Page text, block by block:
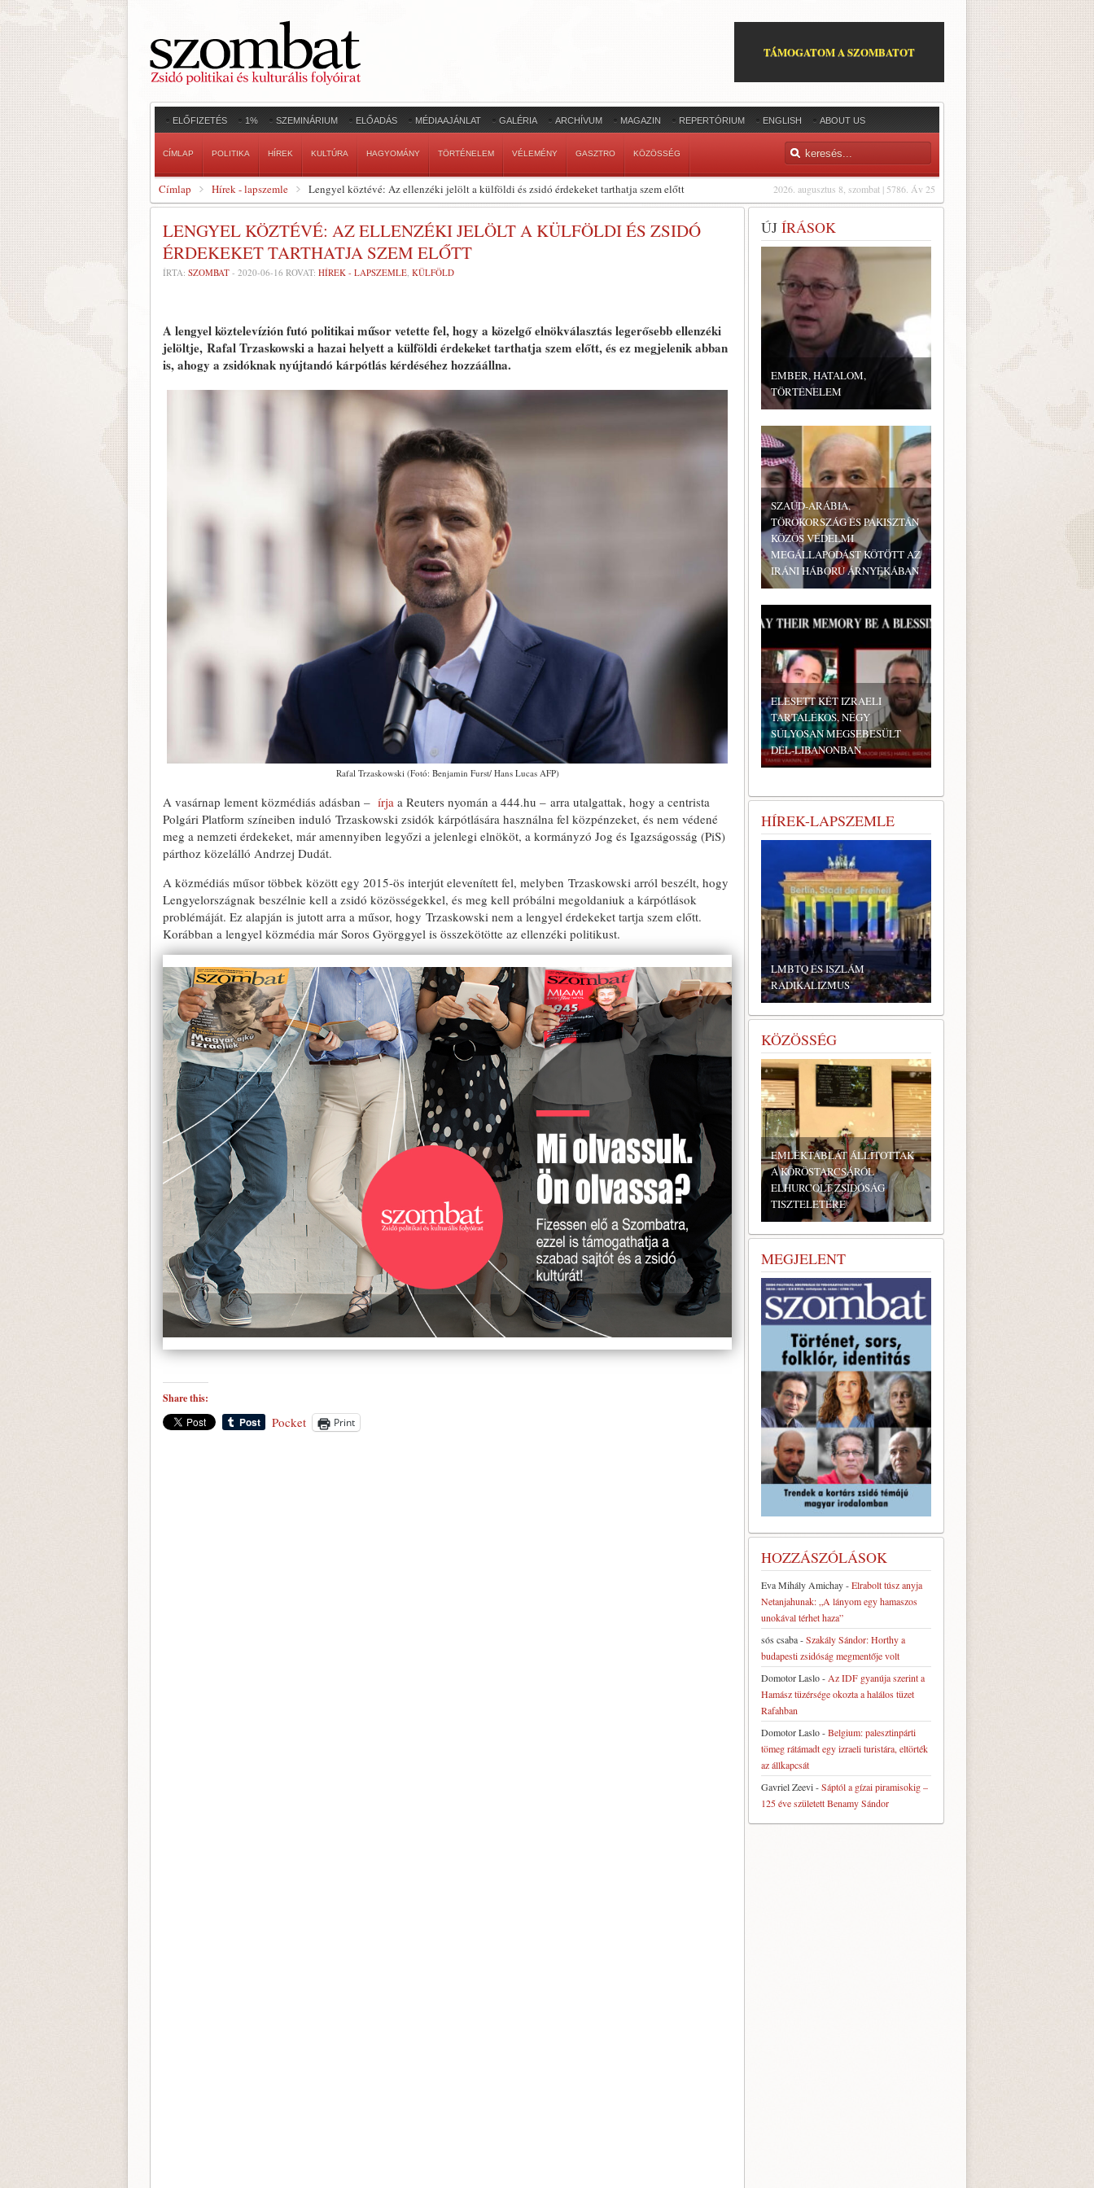
TÁMOGATOM A SZOMBATOT
ELŐFIZETÉS 1% SZEMINÁRIUM ELŐADÁS MÉDIAAJÁNLAT GALÉRIA ARCHÍVUM MAGAZIN REPERTÓRIUM ENGLISH ABOUT US
CÍMLAP POLITIKA HÍREK KULTÚRA HAGYOMÁNY TÖRTÉNELEM VÉLEMÉNY GASZTRO KÖZÖSSÉG
2026. augusztus 8, szombat | 5786. Áv 25
Címlap Hírek - lapszemle Lengyel köztévé: Az ellenzéki jelölt a külföldi és zsidó érdekeket tarthatja szem előtt
LENGYEL KÖZTÉVÉ: AZ ELLENZÉKI JELÖLT A KÜLFÖLDI ÉS ZSIDÓ
ÉRDEKEKET TARTHATJA SZEM ELŐTT
ÍRTA: SZOMBAT - 2020-06-16 ROVAT: HÍREK - LAPSZEMLE, KÜLFÖLD
A lengyel köztelevízión futó politikai műsor vetette fel, hogy a közelgő elnökválasztás legerősebb ellenzéki
jelöltje, Rafal Trzaskowski a hazai helyett a külföldi érdekeket tarthatja szem előtt, és ez megjelenik abban
is, ahogy a zsidóknak nyújtandó kárpótlás kérdéséhez hozzáállna.
Rafal Trzaskowski (Fotó: Benjamin Furst/ Hans Lucas AFP)
A vasárnap lement közmédiás adásban – írja a Reuters nyomán a 444.hu – arra utalgattak, hogy a centrista
Polgári Platform színeiben induló Trzaskowski zsidók kárpótlására használna fel közpénzeket, és nem védené
meg a nemzeti érdekeket, már amennyiben legyőzi a jelenlegi elnököt, a kormányzó Jog és Igazságosság (PiS)
párthoz közelálló Andrzej Dudát.
A közmédiás műsor többek között egy 2015-ös interjút elevenített fel, melyben Trzaskowski arról beszélt, hogy
Lengyelországnak beszélnie kell a zsidó közösségekkel, és meg kell próbálni megoldaniuk a kárpótlások
problémáját. Ez alapján is jutott arra a műsor, hogy Trzaskowski nem a lengyel érdekeket tartja szem előtt.
Korábban a lengyel közmédia már Soros Györggyel is összekötötte az ellenzéki politikust.
Share this:
Pocket Print
ÚJ ÍRÁSOK
EMBER, HATALOM,
TÖRTÉNELEM
SZAÚD-ARÁBIA,
TÖRÖKORSZÁG ÉS PAKISZTÁN
KÖZÖS VÉDELMI
MEGÁLLAPODÁST KÖTÖTT AZ
IRÁNI HÁBORÚ ÁRNYÉKÁBAN
ELESETT KÉT IZRAELI
TARTALÉKOS, NÉGY
SÚLYOSAN MEGSEBESÜLT
DÉL-LIBANONBAN
HÍREK-LAPSZEMLE
LMBTQ ÉS ISZLÁM
RADIKALIZMUS
KÖZÖSSÉG
EMLÉKTÁBLÁT ÁLLÍTOTTAK
A KÖRÖSTARCSÁRÓL
ELHURCOLT ZSIDÓSÁG
TISZTELETÉRE
MEGJELENT
HOZZÁSZÓLÁSOK
Eva Mihály Amichay-Elrabolt túsz anyja
Netanjahunak: „A lányom egy hamaszos
unokával térhet haza”
sós csaba-Szakály Sándor: Horthy a
budapesti zsidóság megmentője volt
Domotor Laslo- Az IDF gyanúja szerint a
Hamász tüzérsége okozta a halálos tüzet
Rafahban
Domotor Laslo-Belgium: palesztinpárti
tömeg rátámadt egy izraeli turistára, eltörték
az állkapcsát
Gavriel Zeevi-Sáptól a gízai piramisokig –
125 éve született Benamy Sándor